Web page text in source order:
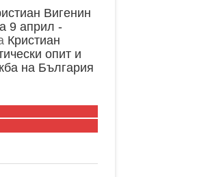
Вигенин
9 април -
Кристиан
опит и
на България